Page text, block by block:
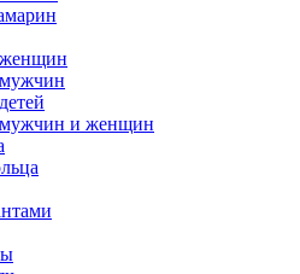
и женщин